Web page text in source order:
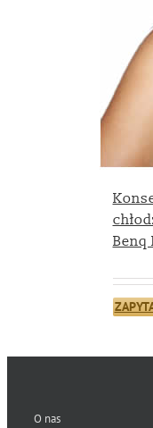
Benq
O nas